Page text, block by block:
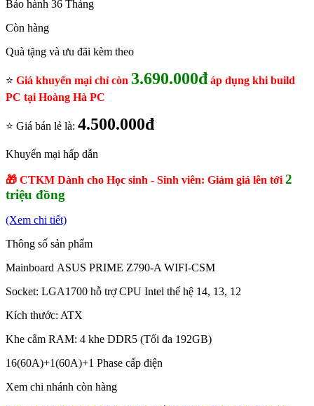
Bảo hành 36 Tháng
Còn hàng
Quà tặng và ưu đãi kèm theo
⭐ Giá khuyến mại chỉ còn 3.690.000đ áp dụng khi build
PC tại Hoàng Hà PC
⭐ Giá bán lẻ là: 4.500.000đ
Khuyến mại hấp dẫn
🎁 CTKM Dành cho Học sinh - Sinh viên: Giảm giá lên tới 2
triệu đồng
(Xem chi tiết)
Thông số sản phẩm
Mainboard ASUS PRIME Z790-A WIFI-CSM
Socket: LGA1700 hỗ trợ CPU Intel thế hệ 14, 13, 12
Kích thước: ATX
Khe cắm RAM: 4 khe DDR5 (Tối đa 192GB)
16(60A)+1(60A)+1 Phase cấp điện
Xem chi nhánh còn hàng